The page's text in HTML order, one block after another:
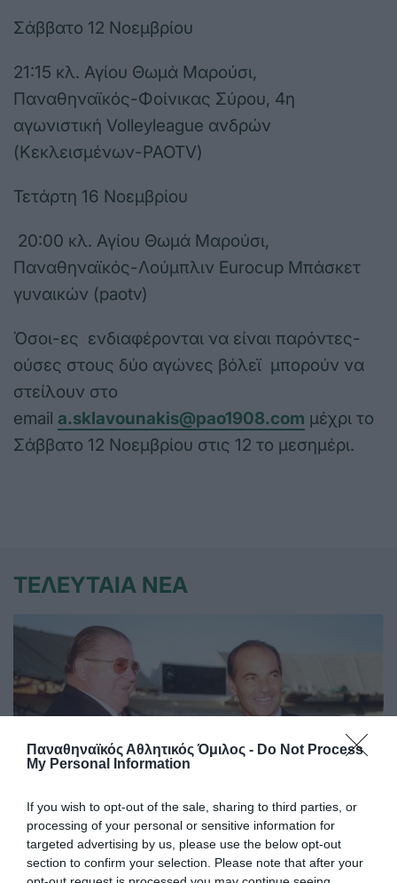
Παναθηναϊκός Αθλητικός Όμιλος - Do Not Process
My Personal Information
If you wish to opt-out of the sale, sharing to third parties, or
processing of your personal or sensitive information for
targeted advertising by us, please use the below opt-out
section to confirm your selection. Please note that after your
Σάββατο 12 Νοεμβρίου
21:15 κλ. Αγίου Θωμά Μαρούσι,
Παναθηναϊκός-Φοίνικας Σύρου, 4η
αγωνιστική Volleyleague ανδρών
(Κεκλεισμένων-PAOTV)
Τετάρτη 16 Νοεμβρίου
20:00 κλ. Αγίου Θωμά Μαρούσι,
Παναθηναϊκός-Λούμπλιν Eurocup Μπάσκετ
γυναικών (paotv)
Όσοι-ες ενδιαφέρονται να είναι παρόντες-
ούσες στους δύο αγώνες βόλεϊ μπορούν να
στείλουν στο
email a.sklavounakis@pao1908.com μέχρι το
Σάββατο 12 Νοεμβρίου στις 12 το μεσημέρι.
ΤΕΛΕΥΤΑΙΑ ΝΕΑ
Τρεις φορές πρώτοι σκόρερ στην